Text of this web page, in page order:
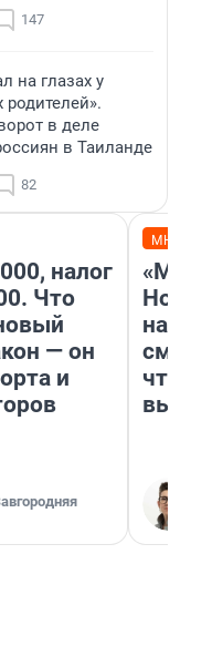
147
на глазах у
в деле
в Таиланде
82
налог
Что
— он
и
«Мы